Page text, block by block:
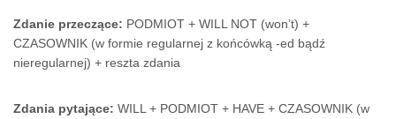
Zdanie przeczące: PODMIOT + WILL NOT (won’t) +
CZASOWNIK (w formie regularnej z końcówką -ed bądź
nieregularnej) + reszta zdania
Zdania pytające: WILL + PODMIOT + HAVE + CZASOWNIK (w